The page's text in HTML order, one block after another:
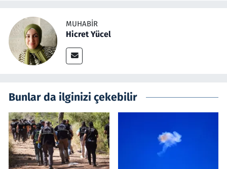
MUHABIR
Hicret Yücel
Bunlar da ilginizi çekebilir